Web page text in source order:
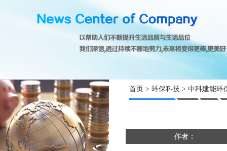
首页 > 环保科技 > 中科建能环
作者：